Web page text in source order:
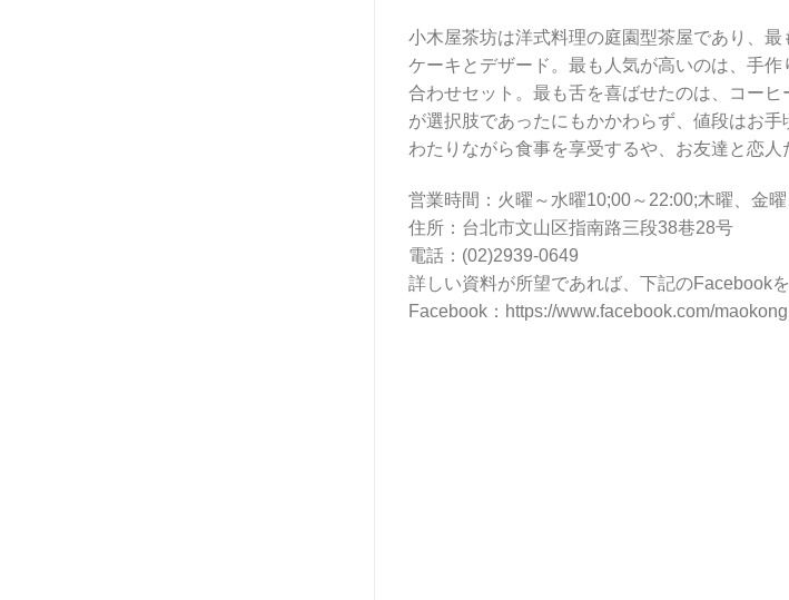
小木屋茶坊は洋式料理の庭園型茶屋であり、
ケーキとデザード。最も人気が高いのは、手
合わせセット。最も舌を喜ばせたのは、コー
が選択肢であったにもかかわらず、値段はお
わたりながら食事を享受するや、お友達と恋
営業時間：火曜～水曜10;00～22:00;木曜、金
住所：台北市文山区指南路三段38巷28号
電話：(02)2939-0649
詳しい資料が所望であれば、下記のFacebook
Facebook：https://www.facebook.com/